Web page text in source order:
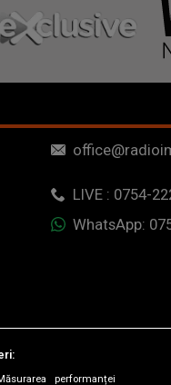
LIVE : 0754-
WhatsApp:
performanței